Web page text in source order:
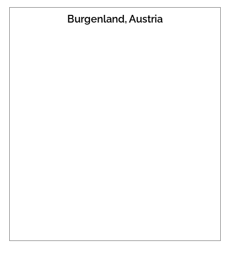
Burgenland, Austria